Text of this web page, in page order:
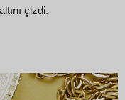
çizdi.